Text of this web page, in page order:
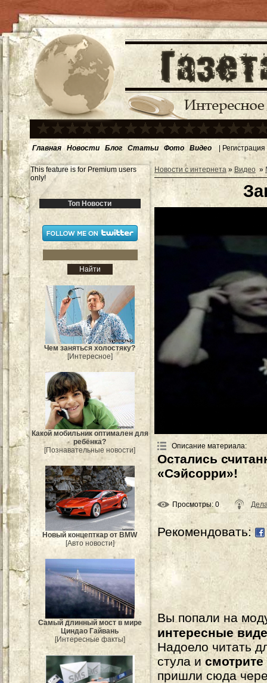
Главная Новости Блог Статьи Фото Видео | Регистрация
This feature is for Premium users
only!
Топ Новости
Чем заняться холостяку?
[Интересное]
Какой мобильник оптимален для
ребёнка?
[Познавательные новости]
Новый концепткар от BMW
[Авто новости]
Самый длинный мост в мире
Циндао Гайвань
[Интересные факты]
Новости с интернета » Видео »
Описание материала:
Остались
«Сэйсорри»!
Просмотры: 0
Рекомендовать:
Вы попали на
интересные
Надоело читать
стула и
пришли сюда